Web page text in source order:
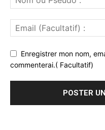
Enregistrer mon nom,
commenterai.( Facultatif)